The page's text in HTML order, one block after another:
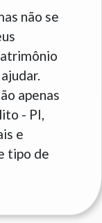
não se
apenas
- PI,
e
tipo de